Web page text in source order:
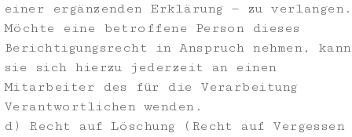
einer ergänzenden Erklärung — zu verlangen.
Möchte eine betroffene Person dieses
Berichtigungsrecht in Anspruch nehmen, kann
sie sich hierzu jederzeit an einen
Mitarbeiter des für die Verarbeitung
Verantwortlichen wenden.
d) Recht auf Löschung (Recht auf Vergessen